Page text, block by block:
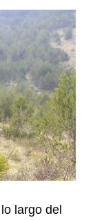
largo del